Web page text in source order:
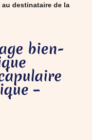
destinataire de la
bien-
–